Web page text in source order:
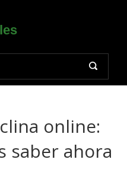
online:
saber ahora